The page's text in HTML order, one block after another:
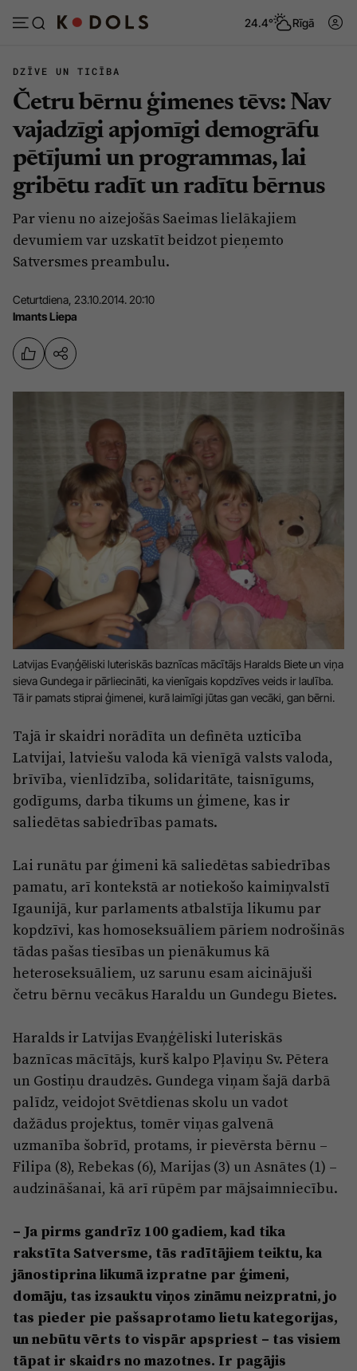
24.4° Rīgā
Abonēt Pieslēgties
Ziņas
Politika
Pašvaldības
Izglītība
Ģimene
Vide
Tēmas
Viedokļi
Dzīve un ticība
Pierīga
Mārupe
Olaine
Ropaži
Salaspils
Saulkrasti
Sigulda
Jūrmala
Projekti
Mediju atbalsta fonds
Zivju fonds
Zaļā nākotne
Iedvesmai nav vecuma
Kodols
Kontakti
Privātuma politika
Ētikas kodekss
Pārredzamības paziņojumi
Sludinājumi
DZĪVE UN TICĪBA
Četru bērnu ģimenes tēvs: Nav
vajadzīgi apjomīgi demogrāfu
pētījumi un programmas, lai
gribētu radīt un radītu bērnus
Par vienu no aizejošās Saeimas lielākajiem
devumiem var uzskatīt beidzot pieņemto
Satversmes preambulu.
Ceturtdiena, 23.10.2014. 20:10
Imants Liepa
Latvijas Evaņģēliski luteriskās baznīcas mācītājs Haralds Biete un viņa
sieva Gundega ir pārliecināti, ka vienīgais kopdzīves veids ir laulība.
Tā ir pamats stiprai ģimenei, kurā laimīgi jūtas gan vecāki, gan bērni.
Tajā ir skaidri norādīta un definēta uzticība
Latvijai, latviešu valoda kā vienīgā valsts valoda,
brīvība, vienlīdzība, solidaritāte, taisnīgums,
godīgums, darba tikums un ģimene, kas ir
saliedētas sabiedrības pamats.
Lai runātu par ģimeni kā saliedētas sabiedrības
pamatu, arī kontekstā ar notiekošo kaimiņvalstī
Igaunijā, kur parlaments atbalstīja likumu par
kopdzīvi, kas homoseksuāliem pāriem nodrošinās
tādas pašas tiesības un pienākumus kā
heteroseksuāliem, uz sarunu esam aicinājuši
četru bērnu vecākus Haraldu un Gundegu Bietes.
Haralds ir Latvijas Evaņģēliski luteriskās
baznīcas mācītājs, kurš kalpo Pļaviņu Sv. Pētera
un Gostiņu draudzēs. Gundega viņam šajā darbā
palīdz, veidojot Svētdienas skolu un vadot
dažādus projektus, tomēr viņas galvenā
uzmanība šobrīd, protams, ir pievērsta bērnu –
Filipa (8), Rebekas (6), Marijas (3) un Asnātes (1) –
audzināšanai, kā arī rūpēm par mājsaimniecību.
– Ja pirms gandrīz 100 gadiem, kad tika
rakstīta Satversme, tās radītājiem teiktu, ka
jānostiprina likumā izpratne par ģimeni,
domāju, tas izsauktu viņos zināmu neizpratni, jo
tas pieder pie pašsaprotamo lietu kategorijas,
un nebūtu vērts to vispār apspriest – tas visiem
tāpat ir skaidrs no mazotnes. Ir pagājis